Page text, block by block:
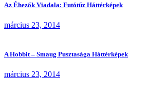
Az Éhezők Viadala: Futótűz Háttérképek
március 23, 2014
A Hobbit – Smaug Pusztasága Háttérképek
március 23, 2014